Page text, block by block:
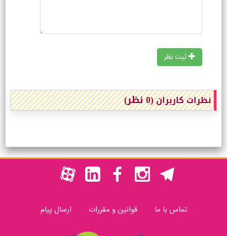
ثبت نظر
نظرات کاربران(0 نظر)
تماس با ما قوانین و مقررات ارسال پیام